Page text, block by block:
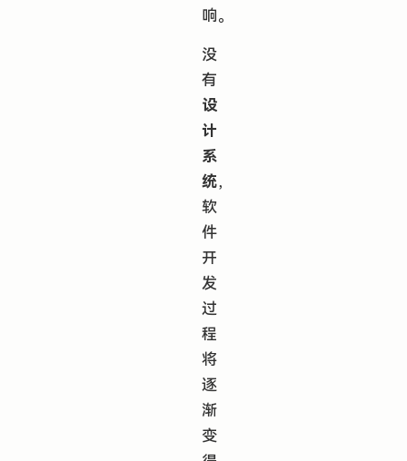
响。
没
有
设
计
系
统，
软
件
开
发
过
程
将
逐
渐
变